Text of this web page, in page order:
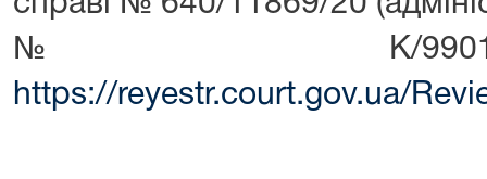
№ К/9901/
https://reyestr.court.gov.ua/